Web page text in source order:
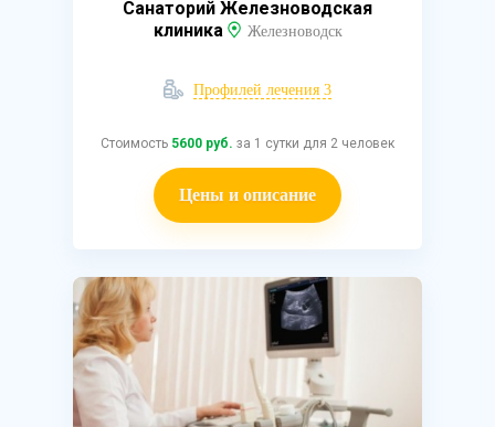
Санаторий Железноводская
клиника
Железноводск
Профилей лечения 3
Стоимость 5600 руб. за 1 сутки для 2 человек
Цены и описание